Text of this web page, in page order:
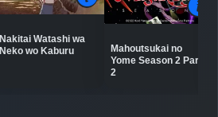
Nakitai Watashi wa
Neko wo Kaburu
Mahoutsukai no
Yome Season 2 Part
2